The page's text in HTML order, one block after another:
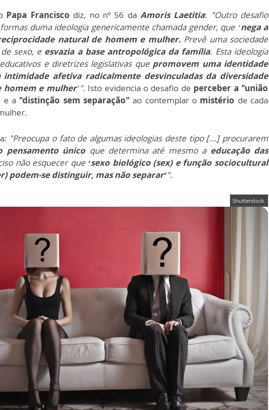
Papa Francisco diz, no nº 56 da Amoris Laetitia: "Outro desafio
duma ideologia genericamente chamada gender, que ‘nega a
natural de homem e mulher.Prevê uma sociedade
sexo, e esvazia a base antropológica da família. Esta ideologia
e diretrizes legislativas que promovem uma identidade
intimidade afetiva radicalmente desvinculadas da diversidade
homem e mulher’". Isto evidencia o desafio de perceber a "união
e a "distinção sem separação" ao contemplar o mistério de cada
"Preocupa o fato de algumas ideologias deste tipo [...] procurarem
pensamento único que determina até mesmo a educação das
não esquecer que ‘sexo biológico (sex) e função sociocultural
podem-se distinguir, mas não separar’".
Shutterstock.